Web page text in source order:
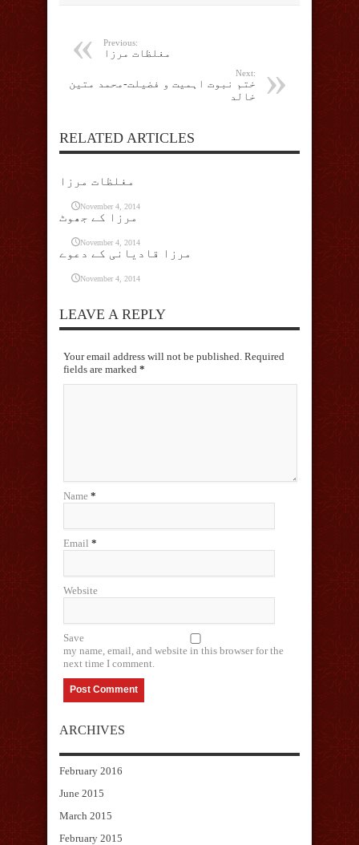
Previous:
مغلظات مرزا
Next:
ختم نبوت اہمیت و فضیلت-محمد متین
خالد
RELATED ARTICLES
مغلظات مرزا
November 4, 2014
مرزا کے جھوٹ
November 4, 2014
مرزا قادیانی کے دعوے
November 4, 2014
LEAVE A REPLY
Your email address will not be published. Required
fields are marked *
Name *
Email *
Website
Save
my name, email, and website in this browser for the
next time I comment.
ARCHIVES
February 2016
June 2015
March 2015
February 2015